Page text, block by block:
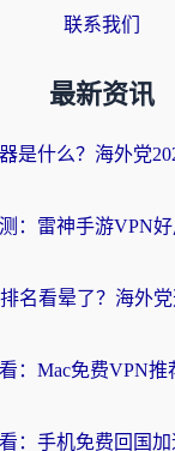
联系我们
最新资讯